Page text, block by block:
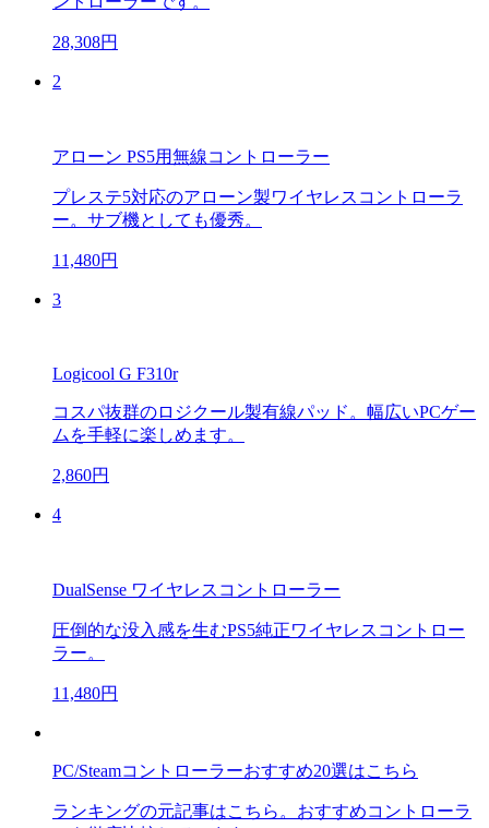
28,308円
2
アローン PS5用無線コントローラー
プレステ5対応のアローン製ワイヤレスコントローラ
ー。サブ機としても優秀。
11,480円
3
Logicool G F310r
コスパ抜群のロジクール製有線パッド。幅広いPCゲー
ムを手軽に楽しめます。
2,860円
4
DualSense ワイヤレスコントローラー
圧倒的な没入感を生むPS5純正ワイヤレスコントロー
ラー。
11,480円
PC/Steamコントローラーおすすめ20選はこちら
ランキングの元記事はこちら。おすすめコントローラ